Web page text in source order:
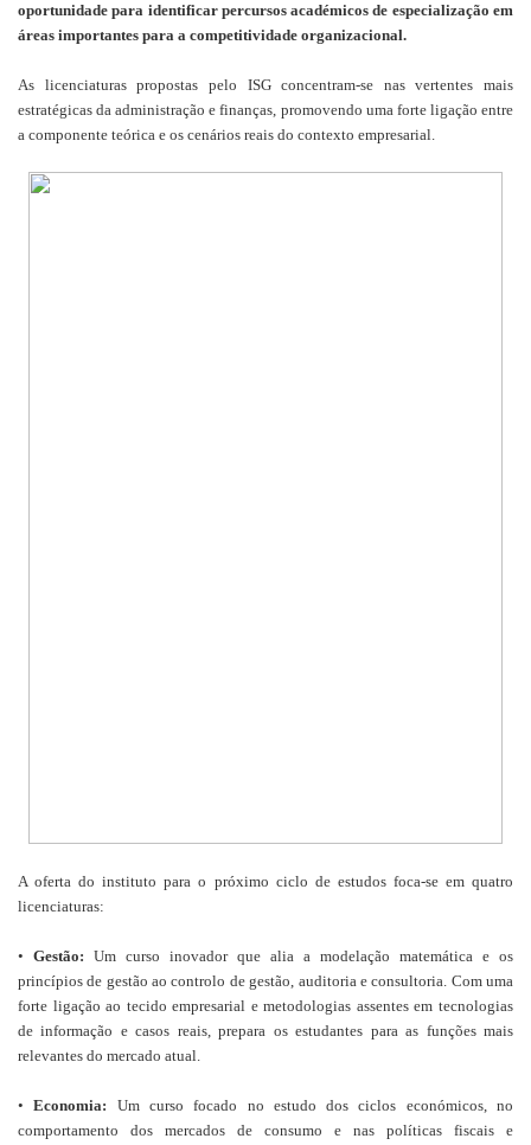
oportunidade para identificar percursos académicos de especialização em
áreas importantes para a competitividade organizacional.
As licenciaturas propostas pelo ISG concentram-se nas vertentes mais
estratégicas da administração e finanças, promovendo uma forte ligação entre
a componente teórica e os cenários reais do contexto empresarial.
A oferta do instituto para o próximo ciclo de estudos foca-se em quatro
licenciaturas:
• Gestão: Um curso inovador que alia a modelação matemática e os
princípios de gestão ao controlo de gestão, auditoria e consultoria. Com uma
forte ligação ao tecido empresarial e metodologias assentes em tecnologias
de informação e casos reais, prepara os estudantes para as funções mais
relevantes do mercado atual.
•Economia: Um curso focado no estudo dos ciclos económicos, no
comportamento dos mercados de consumo e nas políticas fiscais e